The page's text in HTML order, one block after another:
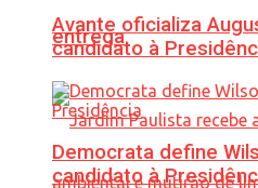
entrega
Avante oficializa
candidato à
Democrata define
candidato à